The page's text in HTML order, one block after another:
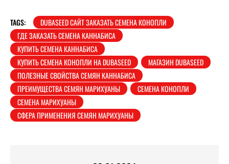
TAGS:
DUBASEED САЙТ ЗАКАЗАТЬ СЕМЕНА КОНОПЛИ
ГДЕ ЗАКАЗАТЬ СЕМЕНА КАННАБИСА
КУПИТЬ СЕМЕНА КАННАБИСА
КУПИТЬ СЕМЕНА КОНОПЛИ НА DUBASEED
МАГАЗИН DUBASEED
ПОЛЕЗНЫЕ СВОЙСТВА СЕМЯН КАННАБИСА
ПРЕИМУЩЕСТВА СЕМЯН МАРИХУАНЫ
СЕМЕНА КОНОПЛИ
СЕМЕНА МАРИХУАНЫ
СФЕРА ПРИМЕНЕНИЯ СЕМЯН МАРИХУАНЫ